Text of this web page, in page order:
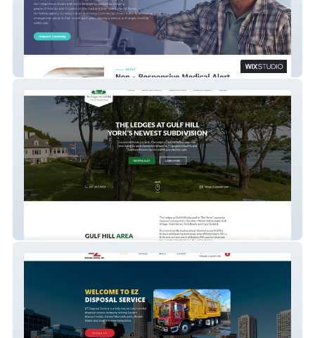
Product website